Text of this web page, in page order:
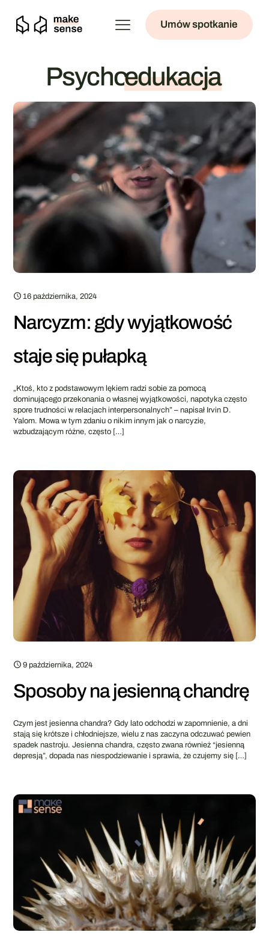
Umów spotkanie
Psychoedukacja
16 października, 2024
Narcyzm: gdy wyjątkowość
staje się pułapką
„Ktoś, kto z podstawowym lękiem radzi sobie za pomocą
dominującego przekonania o własnej wyjątkowości, napotyka często
spore trudności w relacjach interpersonalnych” – napisał Irvin D.
Yalom. Mowa w tym zdaniu o nikim innym jak o narcyzie,
wzbudzającym różne, często […]
9 października, 2024
Sposoby na jesienną chandrę
Czym jest jesienna chandra? Gdy lato odchodzi w zapomnienie, a dni
stają się krótsze i chłodniejsze, wielu z nas zaczyna odczuwać pewien
spadek nastroju. Jesienna chandra, często zwana również “jesienną
depresją”, dopada nas niespodziewanie i sprawia, że czujemy się […]